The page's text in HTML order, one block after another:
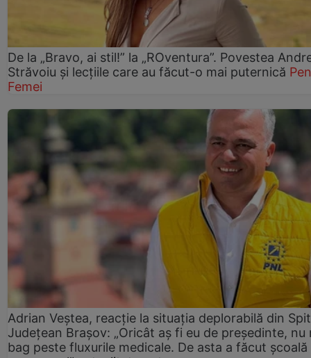
De la „Bravo, ai stil!” la „ROventura”. Povestea
Străvoiu și lecțiile care au făcut-o mai puternică
Femei
Adrian Veștea, reacție la situația deplorabilă din
Județean Brașov: „Oricât aș fi eu de președinte, nu
bag peste fluxurile medicale. De asta a făcut școală